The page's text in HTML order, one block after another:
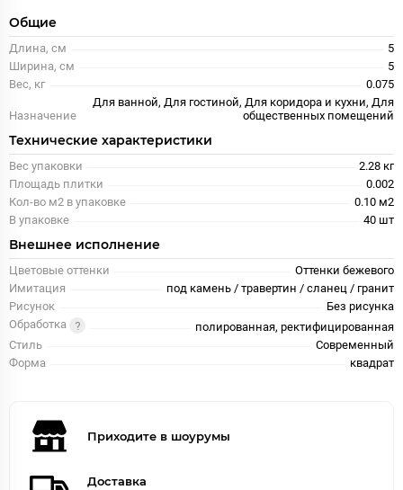
Общие
Длина, см
5
Ширина, см
5
Вес, кг
0.075
Назначение
Для ванной, Для гостиной, Для коридора и кухни, Для
общественных помещений
Технические характеристики
Вес упаковки
2.28 кг
Площадь плитки
0.002
Кол-во м2 в упаковке
0.10 м2
В упаковке
40 шт
Внешнее исполнение
Цветовые оттенки
Оттенки бежевого
Имитация
под камень / травертин / сланец / гранит
Рисунок
Без рисунка
Обработка
полированная, ректифицированная
Стиль
Современный
Форма
квадрат
Приходите в шоурумы
Доставка